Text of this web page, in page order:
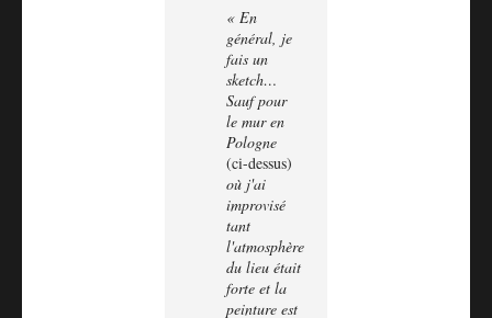
« En
général, je
fais un
sketch…
Sauf pour
le mur en
Pologne
(ci-dessus)
où j'ai
improvisé
tant
l'atmosphère
du lieu était
forte et la
peinture est